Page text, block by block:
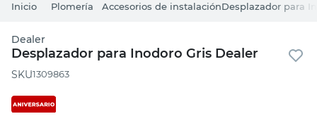
Plomería Accesorios de instalaciónDesplazador para
Dealer
Desplazador para Inodoro Gris Dealer
:1309863
escritorio
puertas